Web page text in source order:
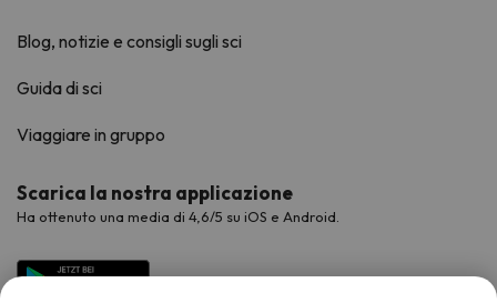
Blog, notizie e consigli sugli sci
Guida di sci
Viaggiare in gruppo
Scarica la nostra applicazione
Ha ottenuto una media di 4,6/5 su iOS e Android.